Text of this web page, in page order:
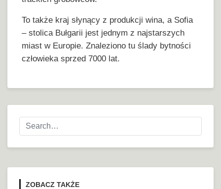
To także kraj słynący z produkcji wina, a Sofia
– stolica Bułgarii jest jednym z najstarszych
miast w Europie. Znaleziono tu ślady bytności
człowieka sprzed 7000 lat.
ZOBACZ TAKŻE